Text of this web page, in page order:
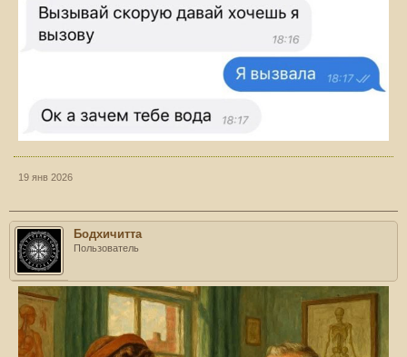
19 янв 2026
Бодхичитта
Пользователь